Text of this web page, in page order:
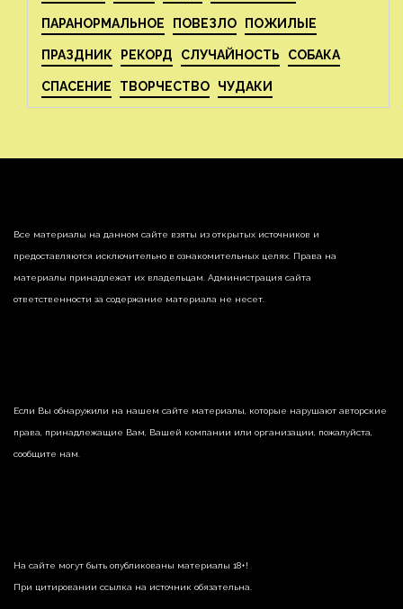
ПАРАНОРМАЛЬНОЕ ПОВЕЗЛО ПОЖИЛЫЕ
ПРАЗДНИК РЕКОРД СЛУЧАЙНОСТЬ СОБАКА
СПАСЕНИЕ ТВОРЧЕСТВО ЧУДАКИ
Все материалы на данном сайте взяты из открытых источников и
предоставляются исключительно в ознакомительных целях. Права на
материалы принадлежат их владельцам. Администрация сайта
ответственности за содержание материала не несет.
Если Вы обнаружили на нашем сайте материалы, которые нарушают авторские
права, принадлежащие Вам, Вашей компании или организации, пожалуйста,
сообщите нам.
На сайте могут быть опубликованы материалы 18+!
При цитировании ссылка на источник обязательна.